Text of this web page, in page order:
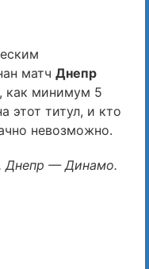
матч Днепр
как минимум 5
этот титул, и кто
невозможно.
Днепр — Динамо.